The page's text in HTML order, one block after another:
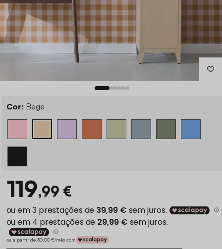
Cor: Bege
119,99 €
ou a partir de 30,00 €/mês com